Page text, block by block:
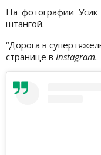
На фотографии Усик
штангой.
“Дорога в
странице в Instagram.